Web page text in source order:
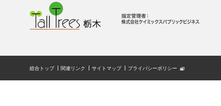
総合トップ 関連リンク サイトマップ プライバシーポリシー